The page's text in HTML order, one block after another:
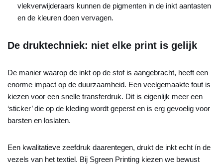
vlekverwijderaars kunnen de pigmenten in de inkt aantasten
en de kleuren doen vervagen.
De druktechniek: niet elke print is gelijk
De manier waarop de inkt op de stof is aangebracht, heeft een
enorme impact op de duurzaamheid. Een veelgemaakte fout is
kiezen voor een snelle transferdruk. Dit is eigenlijk meer een
‘sticker’ die op de kleding wordt geperst en is erg gevoelig voor
barsten en loslaten.
Een kwalitatieve zeefdruk daarentegen, drukt de inkt echt ín de
vezels van het textiel. Bij Sgreen Printing kiezen we bewust